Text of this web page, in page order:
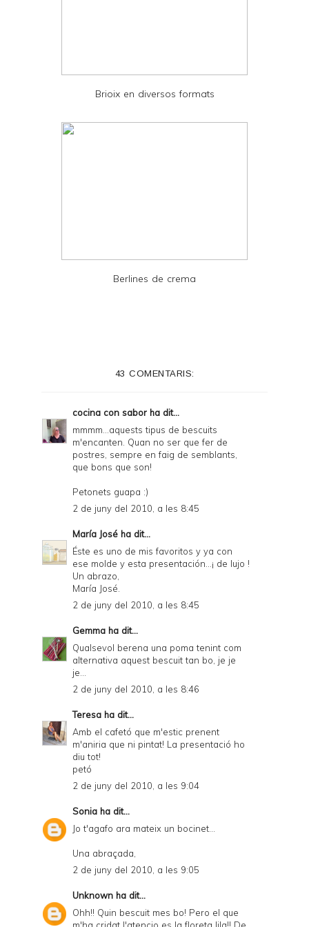
Brioix en diversos formats
Berlines de crema
43 COMENTARIS:
cocina con sabor ha dit...
mmmm...aquests tipus de bescuits
m'encanten. Quan no ser que fer de
postres, sempre en faig de semblants,
que bons que son!
Petonets guapa :)
2 de juny del 2010, a les 8:45
María José ha dit...
Éste es uno de mis favoritos y ya con
ese molde y esta presentación...¡ de lujo !
Un abrazo,
María José.
2 de juny del 2010, a les 8:45
Gemma ha dit...
Qualsevol berena una poma tenint com
alternativa aquest bescuit tan bo, je je
je...
2 de juny del 2010, a les 8:46
Teresa ha dit...
Amb el cafetó que m'estic prenent
m'aniria que ni pintat! La presentació ho
diu tot!
petó
2 de juny del 2010, a les 9:04
Sonia ha dit...
Jo t'agafo ara mateix un bocinet...
Una abraçada,
2 de juny del 2010, a les 9:05
Unknown ha dit...
Ohh!! Quin bescuit mes bo! Pero el que
m'ha cridat l'atencio es la floreta lila!! De